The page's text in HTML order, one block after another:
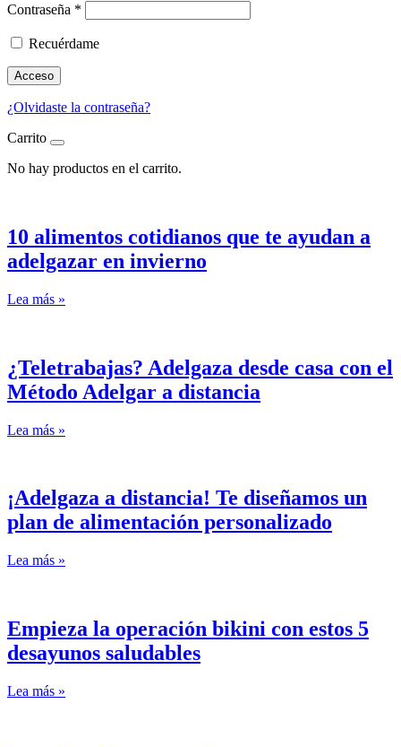
Contraseña *
Recuérdame
Acceso
¿Olvidaste la contraseña?
Carrito
No hay productos en el carrito.
10 alimentos cotidianos que te ayudan a
adelgazar en invierno
Lea más »
¿Teletrabajas? Adelgaza desde casa con el
Método Adelgar a distancia
Lea más »
¡Adelgaza a distancia! Te diseñamos un
plan de alimentación personalizado
Lea más »
Empieza la operación bikini con estos 5
desayunos saludables
Lea más »